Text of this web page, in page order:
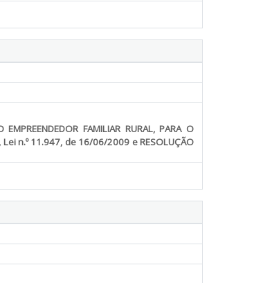
FAMILIAR RURAL, PARA O
Lei n.º 11.947, de 16/06/2009 e RESOLUÇÃO